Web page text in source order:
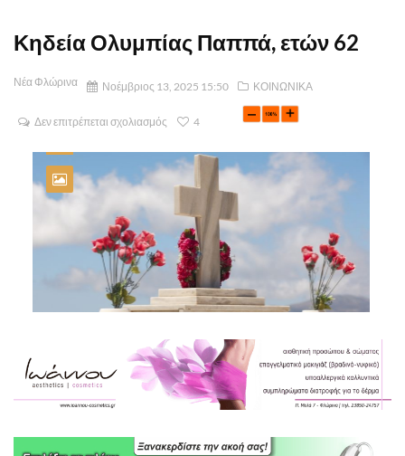
Κηδεία Ολυμπίας Παππά, ετών 62
Νέα Φλώρινα Νοέμβριος 13, 2025 15:50 ΚΟΙΝΩΝΙΚΑ
Δεν επιτρέπεται σχολιασμός 4